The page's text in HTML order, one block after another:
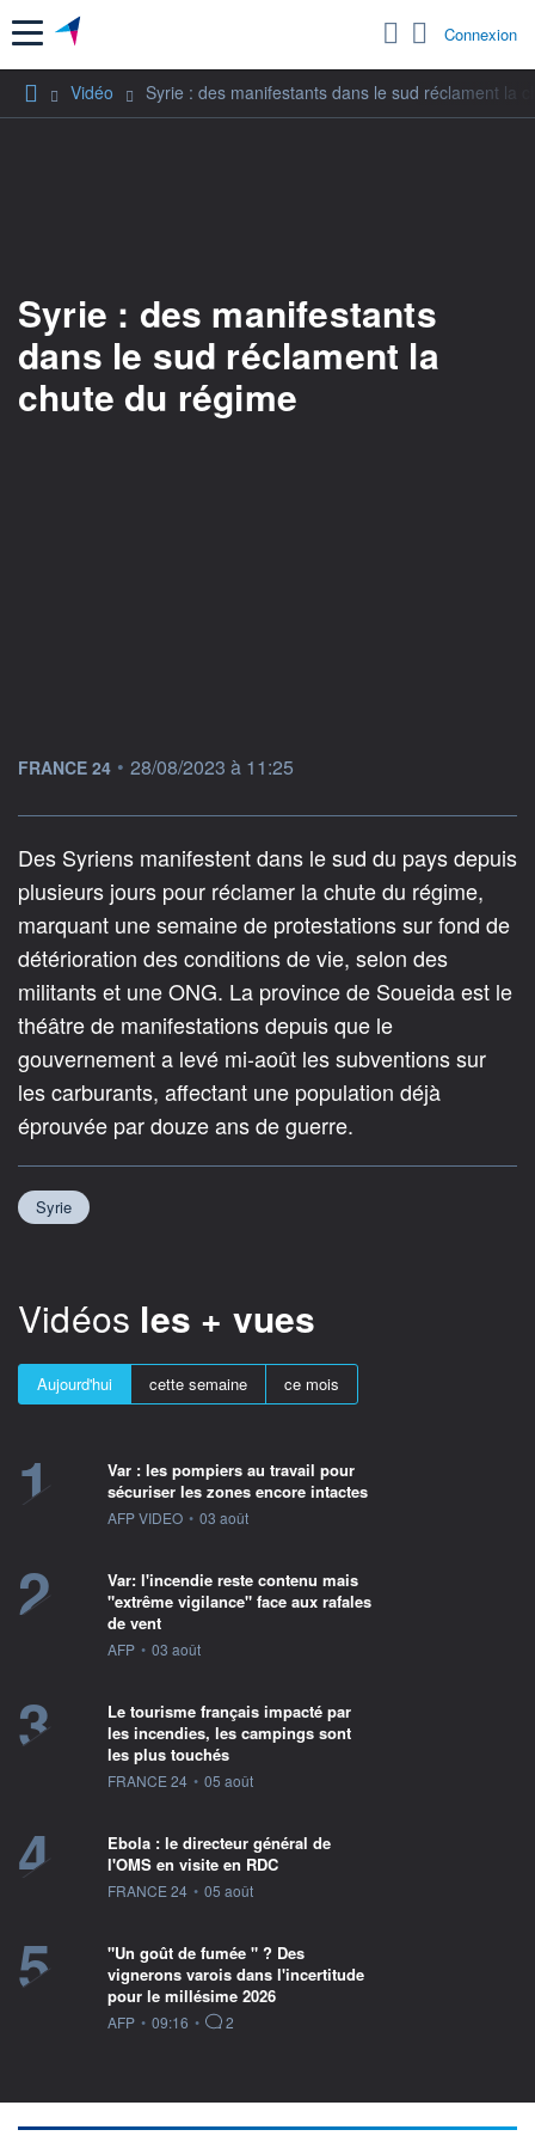
Menu Connexion
Vidéo Syrie : des manifestants dans le sud réclament la
Syrie : des manifestants
dans le sud réclament la
chute du régime
information fournie par
FRANCE 24 • 28/08/2023 à 11:25
Des Syriens manifestent dans le sud du pays depuis
plusieurs jours pour réclamer la chute du régime,
marquant une semaine de protestations sur fond de
détérioration des conditions de vie, selon des
militants et une ONG. La province de Soueida est le
théâtre de manifestations depuis que le
gouvernement a levé mi-août les subventions sur
les carburants, affectant une population déjà
éprouvée par douze ans de guerre.
Syrie
Vidéos les + vues
Aujourd'hui cette semaine ce mois
1
Var : les pompiers au travail pour
sécuriser les zones encore intactes
information fournie par
AFP VIDEO • 03 août
2
Var: l'incendie reste contenu mais
"extrême vigilance" face aux rafales
de vent
information fournie par
AFP • 03 août
3
Le tourisme français impacté par
les incendies, les campings sont
les plus touchés
information fournie par
FRANCE 24 • 05 août
4
Ebola : le directeur général de
l'OMS en visite en RDC
information fournie par
FRANCE 24 • 05 août
5
"Un goût de fumée " ? Des
vignerons varois dans l'incertitude
pour le millésime 2026
information fournie par
AFP • 09:16 • 2